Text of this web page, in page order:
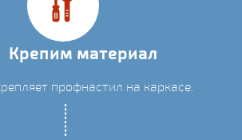
Крепим материал
профнастил на каркасе.